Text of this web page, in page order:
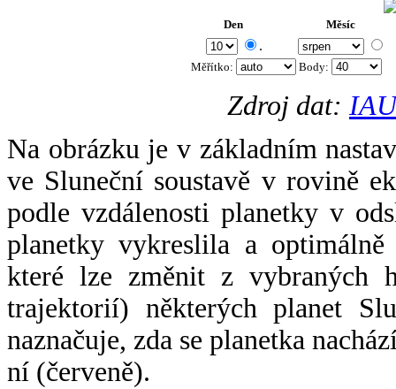
Den Měsíc
.
Měřítko: Body:
Zdroj dat:
Na obrázku je v základním
ve Sluneční soustavě v rovině
podle vzdálenosti planetky v
planetky vykreslila a
které lze změnit z vybraných
trajektorií) některých planet
naznačuje, zda se planetka
ní (červeně).